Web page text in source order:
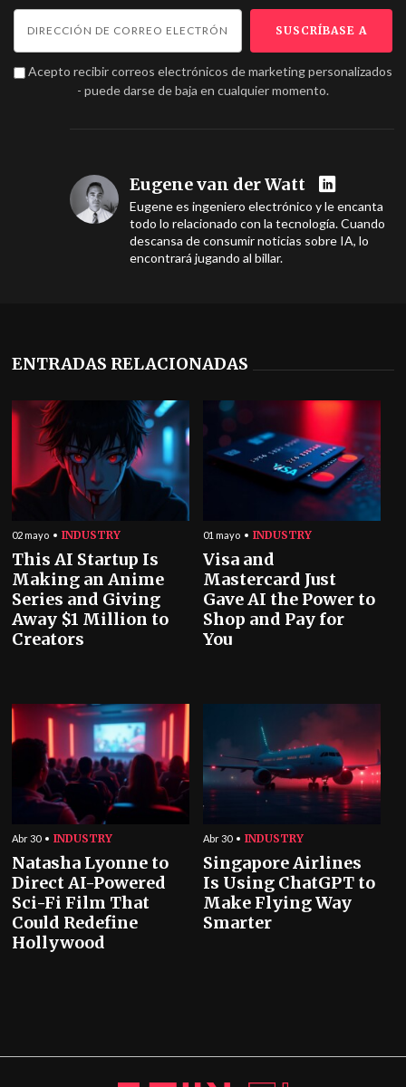
Acepto recibir correos electrónicos de marketing personalizados
- puede darse de baja en cualquier momento.
Eugene van der Watt
Eugene es ingeniero electrónico y le encanta
todo lo relacionado con la tecnología. Cuando
descansa de consumir noticias sobre IA, lo
encontrará jugando al billar.
ENTRADAS RELACIONADAS
02 mayo INDUSTRY
This AI Startup Is
Making an Anime
Series and Giving
Away $1 Million to
Creators
01 mayo INDUSTRY
Visa and
Mastercard Just
Gave AI the Power to
Shop and Pay for
You
Abr 30 INDUSTRY
Natasha Lyonne to
Direct AI-Powered
Sci-Fi Film That
Could Redefine
Hollywood
Abr 30 INDUSTRY
Singapore Airlines
Is Using ChatGPT to
Make Flying Way
Smarter